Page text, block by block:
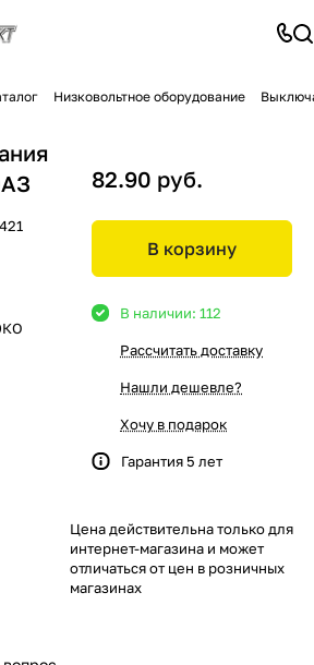
Низковольтное оборудование
82.90 руб.
В корзину
В наличии: 112
Рассчитать доставку
Нашли дешевле?
Хочу в подарок
Гарантия 5 лет
Цена действительна только для
интернет-магазина и может
отличаться от цен в розничных
магазинах